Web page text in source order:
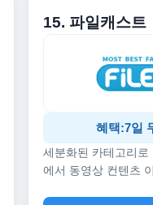
15. 파일캐스트
혜택:7일
세분화된 카테고리로
에서 동영상 컨텐츠